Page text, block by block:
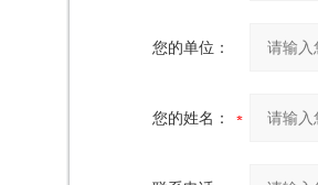
您的单位：
您的姓名：